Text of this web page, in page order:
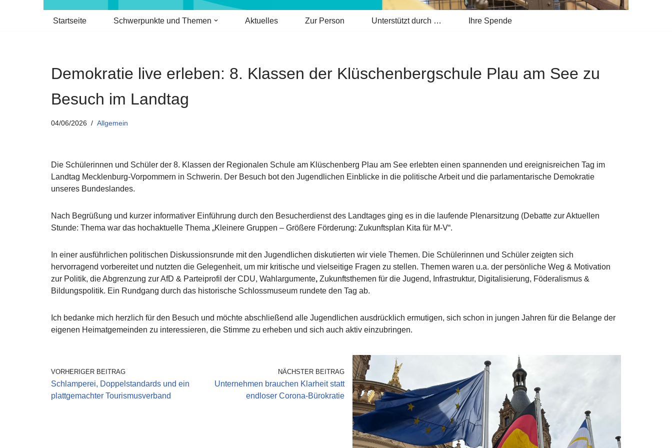
Startseite Schwerpunkte und Themen Aktuelles Zur Person Unterstützt durch … Ihre Spende
Demokratie live erleben: 8. Klassen der Klüschenbergschule Plau am See zu
Besuch im Landtag
04/06/2026 Allgemein
Die Schülerinnen und Schüler der 8. Klassen der Regionalen Schule am Klüschenberg Plau am See erlebten einen spannenden und ereignisreichen Tag im
Landtag Mecklenburg-Vorpommern in Schwerin. Der Besuch bot den Jugendlichen Einblicke in die politische Arbeit und die parlamentarische Demokratie
unseres Bundeslandes.
Nach Begrüßung und kurzer informativer Einführung durch den Besucherdienst des Landtages ging es in die laufende Plenarsitzung (Debatte zur Aktuellen
Stunde: Thema war das hochaktuelle Thema „Kleinere Gruppen – Größere Förderung: Zukunftsplan Kita für M-V“.
In einer ausführlichen politischen Diskussionsrunde mit den Jugendlichen diskutierten wir viele Themen. Die Schülerinnen und Schüler zeigten sich
hervorragend vorbereitet und nutzten die Gelegenheit, um mir kritische und vielseitige Fragen zu stellen. Themen waren u.a. der persönliche Weg & Motivation
zur Politik, die Abgrenzung zur AfD & Parteiprofil der CDU, Wahlargumente, Zukunftsthemen für die Jugend, Infrastruktur, Digitalisierung, Föderalismus &
Bildungspolitik. Ein Rundgang durch das historische Schlossmuseum rundete den Tag ab.
Ich bedanke mich herzlich für den Besuch und möchte abschließend alle Jugendlichen ausdrücklich ermutigen, sich schon in jungen Jahren für die Belange der
eigenen Heimatgemeinden zu interessieren, die Stimme zu erheben und sich auch aktiv einzubringen.
VORHERIGER BEITRAG
Schlamperei, Doppelstandards und ein
plattgemachter Tourismusverband
NÄCHSTER BEITRAG
Unternehmen brauchen Klarheit statt
endloser Corona-Bürokratie